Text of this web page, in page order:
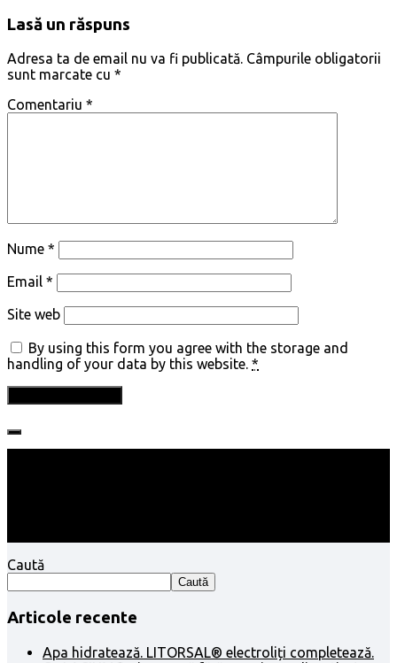
Lasă un răspuns
Adresa ta de email nu va fi publicată. Câmpurile obligatorii
sunt marcate cu *
Comentariu *
Nume *
Email *
Site web
By using this form you agree with the storage and
handling of your data by this website. *
Caută
Caută
Articole recente
Apa hidratează. LITORSAL® electroliți completează.